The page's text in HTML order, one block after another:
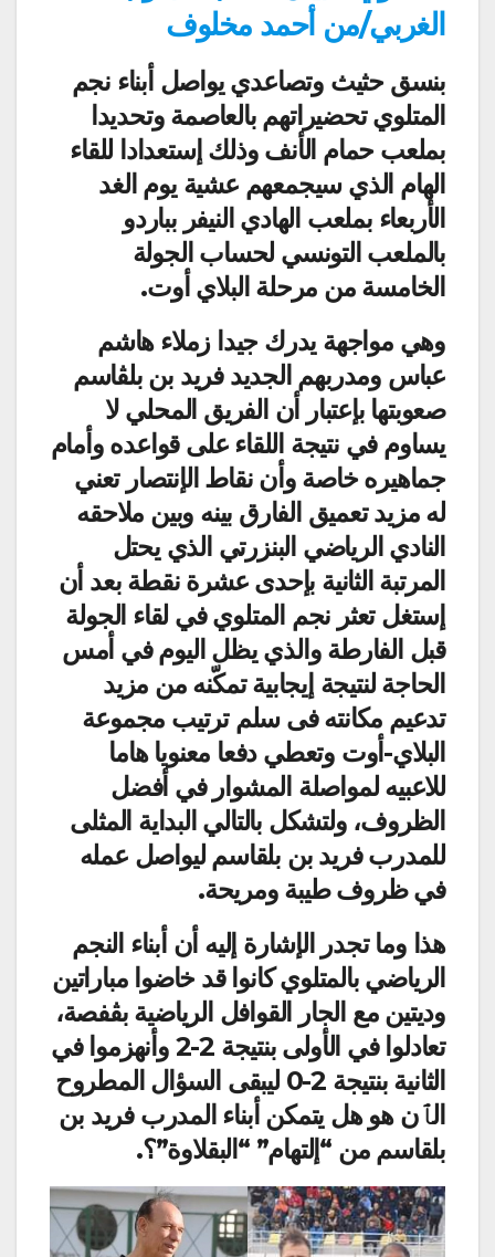
الغربي/من أحمد مخلوف
بنسق حثيث وتصاعدي يواصل أبناء نجم
المتلوي تحضيراتهم بالعاصمة وتحديدا
بملعب حمام الأنف وذلك إستعدادا للقاء
الهام الذي سيجمعهم عشية يوم الغد
الأربعاء بملعب الهادي النيفر بباردو
بالملعب التونسي لحساب الجولة
الخامسة من مرحلة البلاي أوت.
وهي مواجهة يدرك جيدا زملاء هاشم
عباس ومدربهم الجديد فريد بن بلڨاسم
صعوبتها بإعتبار أن الفريق المحلي لا
يساوم في نتيجة اللقاء على قواعده وأمام
جماهيره خاصة وأن نقاط الإنتصار تعني
له مزيد تعميق الفارق بينه وبين ملاحقه
النادي الرياضي البنزرتي الذي يحتل
المرتبة الثانية بإحدى عشرة نقطة بعد أن
إستغل تعثر نجم المتلوي في لقاء الجولة
قبل الفارطة والذي يظل اليوم في أمس
الحاجة لنتيجة إيجابية تمكّنه من مزيد
تدعيم مكانته فى سلم ترتيب مجموعة
البلاي-أوت وتعطي دفعا معنويا هاما
للاعبيه لمواصلة المشوار في أفضل
الظروف، ولتشكل بالتالي البداية المثلى
للمدرب فريد بن بلقاسم ليواصل عمله
في ظروف طيبة ومريحة.
هذا وما تجدر الإشارة إليه أن أبناء النجم
الرياضي بالمتلوي كانوا قد خاضوا مباراتين
وديتين مع الجار القوافل الرياضية بڨفصة،
تعادلوا في الأولى بنتيجة 2-2 وأنهزموا في
الثانية بنتيجة 2-0 ليبقى السؤال المطروح
الٱن هو هل يتمكن أبناء المدرب فريد بن
بلقاسم من “إلتهام” “البقلاوة”؟.